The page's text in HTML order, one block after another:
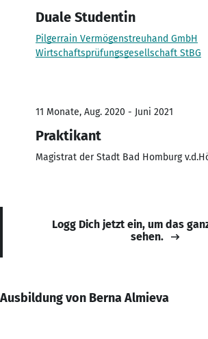
Duale Studentin
Pilgerrain Vermögenstreuhand GmbH
Wirtschaftsprüfungsgesellschaft StBG
11 Monate, Aug. 2020 - Juni 2021
Praktikant
Magistrat der Stadt Bad Homburg
Logg Dich jetzt ein, um das
sehen.
Ausbildung von Berna Almieva